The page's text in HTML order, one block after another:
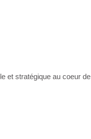
et stratégique au coeur de